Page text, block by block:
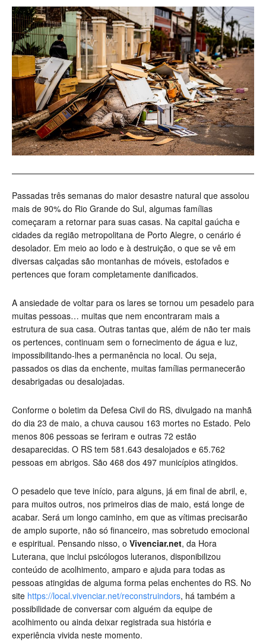
Passadas três semanas do maior desastre natural que assolou
mais de 90% do Rio Grande do Sul, algumas famílias
começaram a retornar para suas casas. Na capital gaúcha e
cidades da região metropolitana de Porto Alegre, o cenário é
desolador. Em meio ao lodo e à destruição, o que se vê em
diversas calçadas são montanhas de móveis, estofados e
pertences que foram completamente danificados.
A ansiedade de voltar para os lares se tornou um pesadelo para
muitas pessoas… muitas que nem encontraram mais a
estrutura de sua casa. Outras tantas que, além de não ter mais
os pertences, continuam sem o fornecimento de água e luz,
impossibilitando-lhes a permanência no local. Ou seja,
passados os dias da enchente, muitas famílias permanecerão
desabrigadas ou desalojadas.
Conforme o boletim da Defesa Civil do RS, divulgado na manhã
do dia 23 de maio, a chuva causou 163 mortes no Estado. Pelo
menos 806 pessoas se feriram e outras 72 estão
desaparecidas. O RS tem 581.643 desalojados e 65.762
pessoas em abrigos. São 468 dos 497 municípios atingidos.
O pesadelo que teve início, para alguns, já em final de abril, e,
para muitos outros, nos primeiros dias de maio, está longe de
acabar. Será um longo caminho, em que as vítimas precisarão
de amplo suporte, não só financeiro, mas sobretudo emocional
e espiritual. Pensando nisso, o Vivenciar.net, da Hora
Luterana, que inclui psicólogos luteranos, disponibilizou
conteúdo de acolhimento, amparo e ajuda para todas as
pessoas atingidas de alguma forma pelas enchentes do RS. No
site https://local.vivenciar.net/reconstruindors, há também a
possibilidade de conversar com alguém da equipe de
acolhimento ou ainda deixar registrada sua história e
experiência vivida neste momento.